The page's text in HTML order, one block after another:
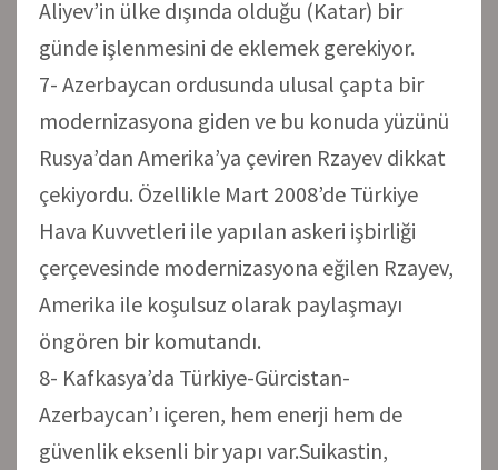
Aliyev’in ülke dışında olduğu (Katar) bir
günde işlenmesini de eklemek gerekiyor.
7- Azerbaycan ordusunda ulusal çapta bir
modernizasyona giden ve bu konuda yüzünü
Rusya’dan Amerika’ya çeviren Rzayev dikkat
çekiyordu. Özellikle Mart 2008’de Türkiye
Hava Kuvvetleri ile yapılan askeri işbirliği
çerçevesinde modernizasyona eğilen Rzayev,
Amerika ile koşulsuz olarak paylaşmayı
öngören bir komutandı.
8- Kafkasya’da Türkiye-Gürcistan-
Azerbaycan’ı içeren, hem enerji hem de
güvenlik eksenli bir yapı var.Suikastin,